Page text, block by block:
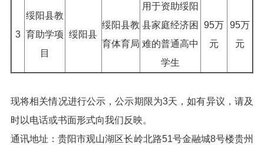
3
绥阳县教
育助学项
目
绥阳县
绥阳县教
育体育局
用于资助绥阳
县家庭经济困
难的普通高中
学生
95万
元
95万
元
现将相关情况进行公示，公示期限为3天，如有异议，请及
时以电话或书面形式向我们反映。
通讯地址：贵阳市观山湖区长岭北路51号金融城8号楼贵州